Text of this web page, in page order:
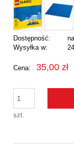
Dostępność:
Wysyłka w:
Cena: 35,00 zł
szt.